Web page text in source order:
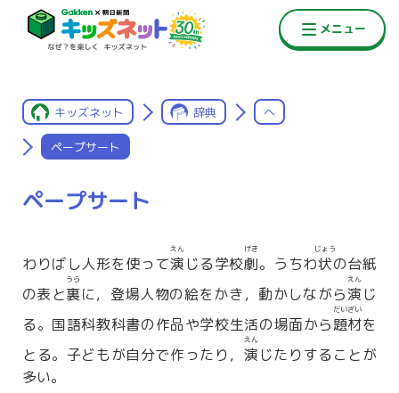
キッズネット 辞典 へ
ペープサート
ペープサート
わりばし人形を使って演
えん
じる学校劇
げき
。うちわ状
じょう
の台紙
の表と裏
うら
に，登場人物の絵をかき，動かしながら演
えん
じ
る。国語科教科書の作品や学校生活の場面から題材
だいざい
を
とる。子どもが自分で作ったり， 演
えん
じたりすることが
多い。